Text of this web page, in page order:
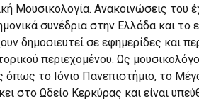
Μουσικολογία. Ανακοινώσεις του
συνέδρια στην Ελλάδα και το
δημοσιευτεί σε εφημερίδες και
περιεχομένου. Ως
όπως το Ιόνιο Πανεπιστήμιο, το
στο Ωδείο Κερκύρας και είναι